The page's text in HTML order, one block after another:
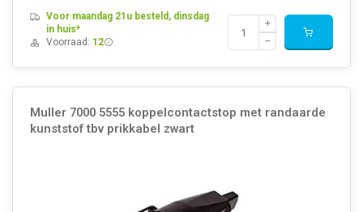
Voor maandag 21u besteld, dinsdag
in huis*
Voorraad: 12
Muller 7000 5555 koppelcontactstop met randaarde
kunststof tbv prikkabel zwart